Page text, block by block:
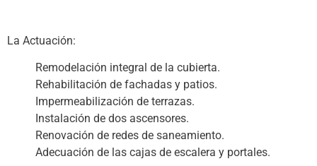
La Actuación:
Remodelación integral de la cubierta.
Rehabilitación de fachadas y patios.
Impermeabilización de terrazas.
Instalación de dos ascensores.
Renovación de redes de saneamiento.
Adecuación de las cajas de escalera y portales.